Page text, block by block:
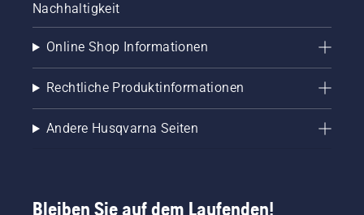
Nachhaltigkeit
Online Shop Informationen
Rechtliche Produktinformationen
Andere Husqvarna Seiten
Bleiben Sie auf dem Laufenden!